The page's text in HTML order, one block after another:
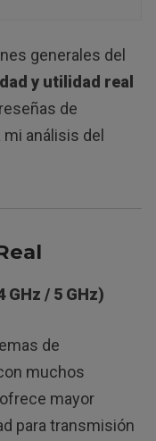
generales del
y utilidad real
de
análisis del
/ 5 GHz)
de
muchos
mayor
para transmisión